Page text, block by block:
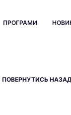
ПРОГРАМИ
ПОВЕРНУТИСЬ НАЗАД